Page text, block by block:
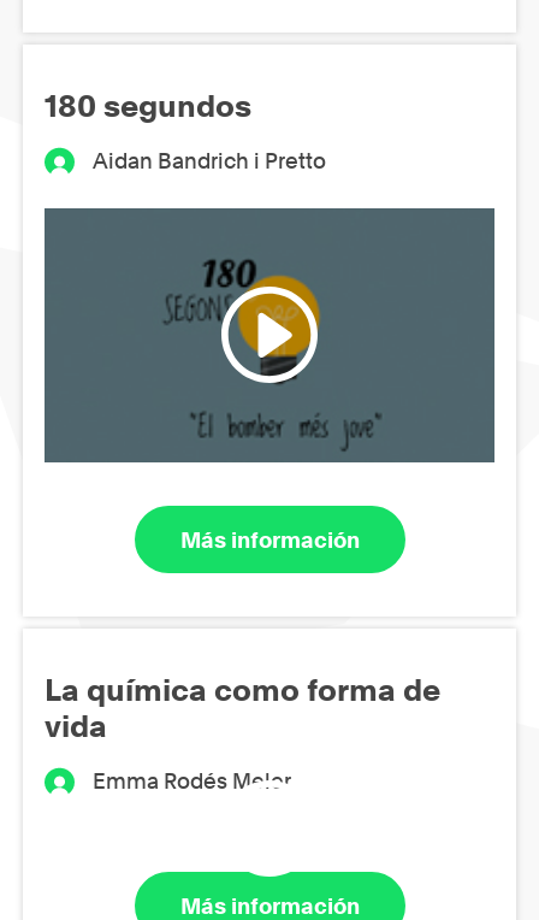
180 segundos
Aidan Bandrich i Pretto
Más información
La química como forma de
vida
Emma Rodés Meler
Más información